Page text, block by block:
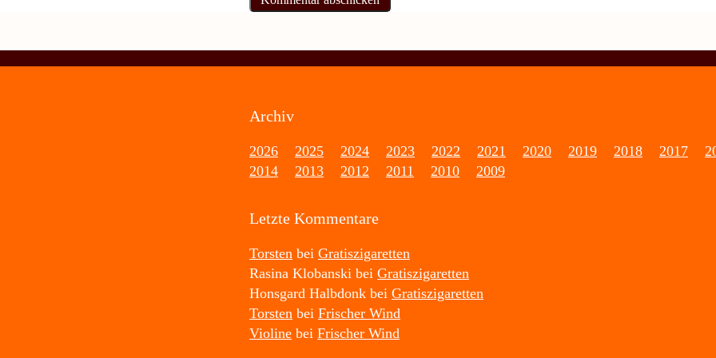
Archiv
2026 2025 2024 2023 2022 2021 2020 2019 2018 2017
2014
2013 2012 2011 2010 2009
Letzte Kommentare
Torsten bei Gratiszigaretten
Rasina Klobanski bei Gratiszigaretten
Honsgard Halbdonk bei Gratiszigaretten
Torsten bei Frischer Wind
Violine bei Frischer Wind